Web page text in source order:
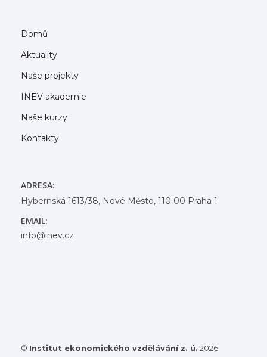
Domů
Aktuality
Naše projekty
INEV akademie
Naše kurzy
Kontakty
ADRESA:
Hybernská 1613/38, Nové Město, 110 00 Praha 1
EMAIL:
info@inev.cz
© Institut ekonomického vzdělávání z. ú. 2026